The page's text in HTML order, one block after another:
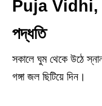
Puja Vidhi,
পদ্ধতি
সকালে ঘুম থেকে উঠে
গঙ্গা জল ছিটিয়ে দিন।